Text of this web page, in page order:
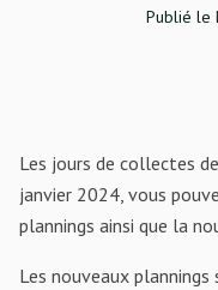
Publié le
Les jours de collectes
janvier 2024, vous
plannings ainsi que la
Les nouveaux